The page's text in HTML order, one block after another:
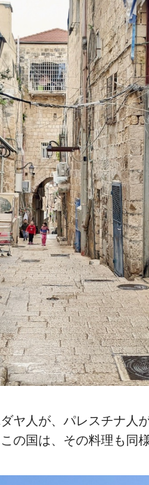
ヤ人が、パレスチナ人
の国は、その料理も同